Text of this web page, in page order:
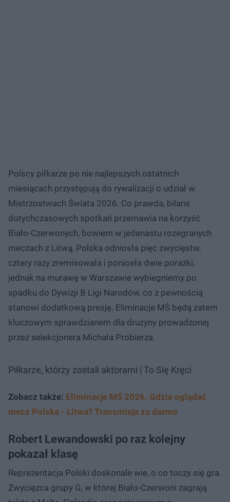
Polscy piłkarze po nie najlepszych ostatnich
miesiącach przystępują do rywalizacji o udział w
Mistrzostwach Świata 2026. Co prawda, bilans
dotychczasowych spotkań przemawia na korzyść
Biało-Czerwonych, bowiem w jedenastu rozegranych
meczach z Litwą, Polska odniosła pięć zwycięstw,
cztery razy zremisowała i poniosła dwie porażki,
jednak na murawę w Warszawie wybiegniemy po
spadku do Dywizji B Ligi Narodów, co z pewnością
stanowi dodatkową presję. Eliminacje MŚ będą zatem
kluczowym sprawdzianem dla drużyny prowadzonej
przez selekcjonera Michała Probierza. ​
Piłkarze, którzy zostali aktorami | To Się Kręci
Zobacz także: Eliminacje MŚ 2026. Gdzie oglądać
mecz Polska - Litwa? Transmisja za darmo
Robert Lewandowski po raz kolejny
pokazał klasę
Reprezentacja Polski doskonale wie, o co toczy się gra.
Zwycięzca grupy G, w której Biało-Czerwoni zagrają